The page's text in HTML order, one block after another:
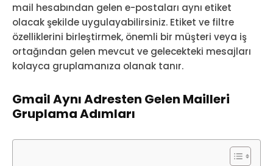
mail hesabından gelen e-postaları aynı etiket
olacak şekilde uygulayabilirsiniz. Etiket ve filtre
özelliklerini birleştirmek, önemli bir müşteri veya iş
ortağından gelen mevcut ve gelecekteki mesajları
kolayca gruplamanıza olanak tanır.
Gmail Aynı Adresten Gelen Mailleri
Gruplama Adımları